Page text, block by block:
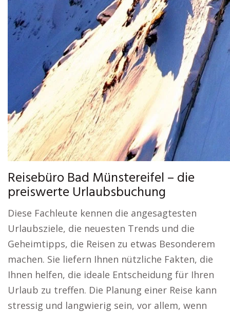
Reisebüro Bad Münstereifel – die
preiswerte Urlaubsbuchung
Diese Fachleute kennen die angesagtesten
Urlaubsziele, die neuesten Trends und die
Geheimtipps, die Reisen zu etwas Besonderem
machen. Sie liefern Ihnen nützliche Fakten, die
Ihnen helfen, die ideale Entscheidung für Ihren
Urlaub zu treffen. Die Planung einer Reise kann
stressig und langwierig sein, vor allem, wenn